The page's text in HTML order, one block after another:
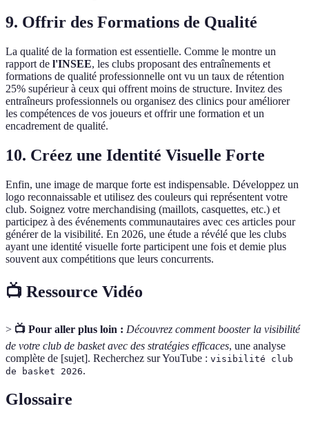
9. Offrir des Formations de Qualité
La qualité de la formation est essentielle. Comme le montre un
rapport de l'INSEE, les clubs proposant des entraînements et
formations de qualité professionnelle ont vu un taux de rétention
25% supérieur à ceux qui offrent moins de structure. Invitez des
entraîneurs professionnels ou organisez des clinics pour améliorer
les compétences de vos joueurs et offrir une formation et un
encadrement de qualité.
10. Créez une Identité Visuelle Forte
Enfin, une image de marque forte est indispensable. Développez un
logo reconnaissable et utilisez des couleurs qui représentent votre
club. Soignez votre merchandising (maillots, casquettes, etc.) et
participez à des événements communautaires avec ces articles pour
générer de la visibilité. En 2026, une étude a révélé que les clubs
ayant une identité visuelle forte participent une fois et demie plus
souvent aux compétitions que leurs concurrents.
📺 Ressource Vidéo
> 📺 Pour aller plus loin : Découvrez comment booster la visibilité
de votre club de basket avec des stratégies efficaces, une analyse
complète de [sujet]. Recherchez sur YouTube : visibilité club
de basket 2026.
Glossaire